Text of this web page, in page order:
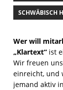
SCHWÄBISCH
Wer will
„Klartext“ist
Wir freuen
einreicht, und
jemand aktiv